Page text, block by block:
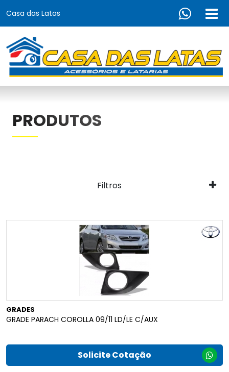
Casa das Latas
PRODUTOS
Filtros
GRADES
GRADE PARACH COROLLA 09/11 LD/LE C/AUX
Solicite Cotação